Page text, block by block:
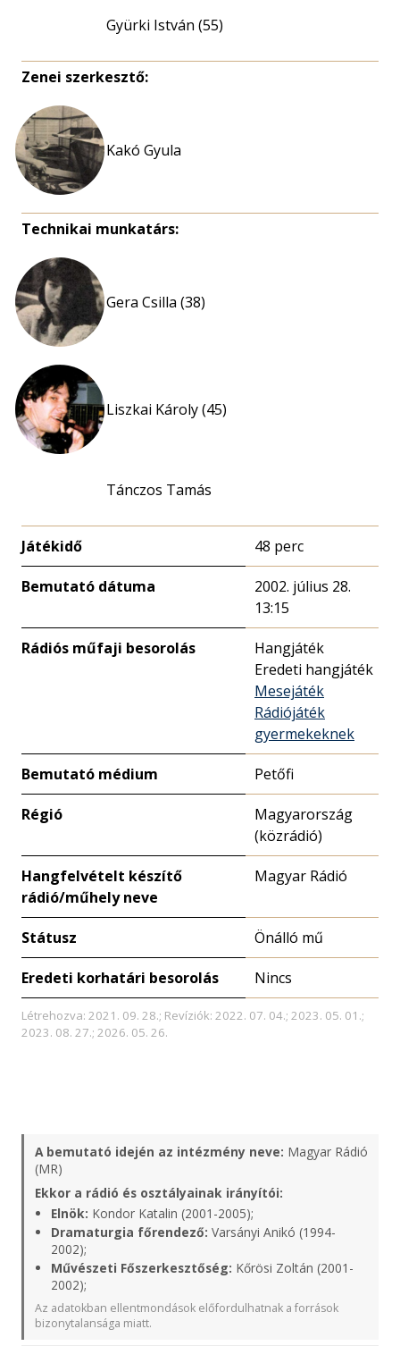
Gyürki István (55)
Zenei szerkesztő:
Kakó Gyula
Technikai munkatárs:
Gera Csilla (38)
Liszkai Károly (45)
Tánczos Tamás
Játékidő 48 perc
Bemutató dátuma
2002. július 28.
13:15
Rádiós műfaji besorolás
Hangjáték
Eredeti hangjáték
Mesejáték
Rádiójáték
gyermekeknek
Bemutató médium Petőfi
Régió
Magyarország
(közrádió)
Hangfelvételt készítő
rádió/műhely neve
Magyar Rádió
Státusz Önálló mű
Eredeti korhatári besorolás Nincs
Létrehozva: 2021. 09. 28.; Revíziók: 2022. 07. 04.; 2023. 05. 01.;
2023. 08. 27.; 2026. 05. 26.
A bemutató idején az intézmény neve: Magyar Rádió
(MR)
Ekkor a rádió és osztályainak irányítói:
Elnök: Kondor Katalin (2001-2005);
Dramaturgia főrendező: Varsányi Anikó (1994-
2002);
Művészeti Főszerkesztőség: Kőrösi Zoltán (2001-
2002);
Az adatokban ellentmondások előfordulhatnak a források
bizonytalansága miatt.